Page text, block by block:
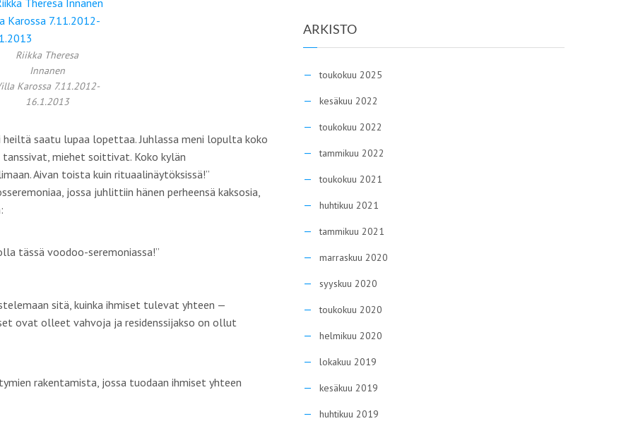
Riikka Theresa
Innanen
Karossa 7.11.2012-
16.1.2013
heiltä saatu lupaa lopettaa. Juhlassa meni lopulta koko
miehet soittivat. Koko kylän
Aivan toista kuin rituaalinäytöksissä!”
jossa juhlittiin hänen perheensä kaksosia,
tässä voodoo-seremoniassa!”
sitä, kuinka ihmiset tulevat yhteen —
ovat olleet vahvoja ja residenssijakso on ollut
rakentamista, jossa tuodaan ihmiset yhteen
ARKISTO
toukokuu 2025
kesäkuu 2022
toukokuu 2022
tammikuu 2022
toukokuu 2021
huhtikuu 2021
tammikuu 2021
marraskuu 2020
syyskuu 2020
toukokuu 2020
helmikuu 2020
lokakuu 2019
kesäkuu 2019
huhtikuu 2019